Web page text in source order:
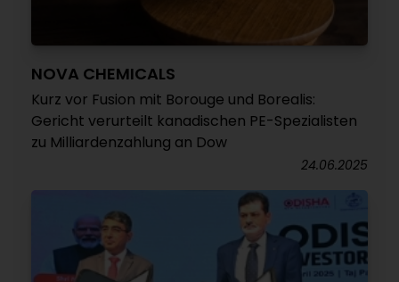
NOVA CHEMICALS
Kurz vor Fusion mit Borouge und Borealis:
Gericht verurteilt kanadischen PE-Spezialisten
zu Milliardenzahlung an Dow
24.06.2025